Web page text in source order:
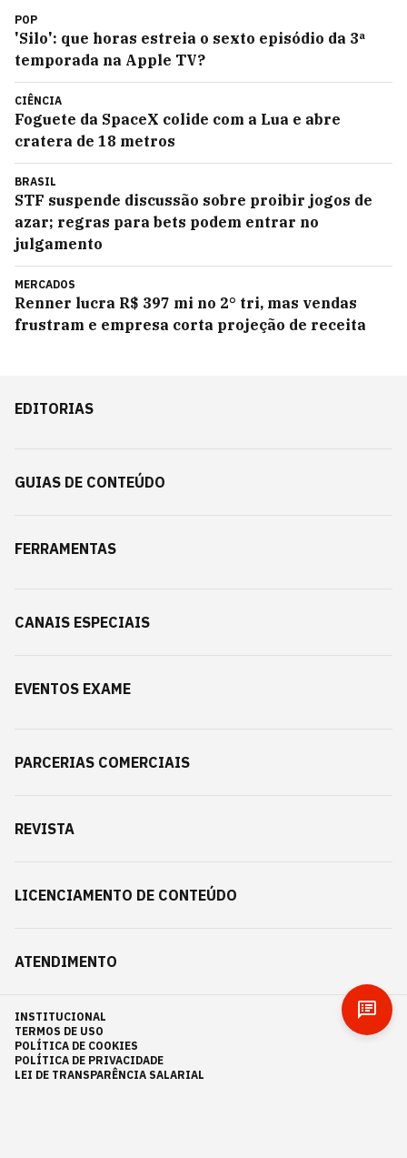
POP
'Silo': que horas estreia o sexto episódio da 3ª
temporada na Apple TV?
CIÊNCIA
Foguete da SpaceX colide com a Lua e abre
cratera de 18 metros
BRASIL
STF suspende discussão sobre proibir jogos de
azar; regras para bets podem entrar no
julgamento
MERCADOS
Renner lucra R$ 397 mi no 2° tri, mas vendas
frustram e empresa corta projeção de receita
EDITORIAS
GUIAS DE CONTEÚDO
FERRAMENTAS
CANAIS ESPECIAIS
EVENTOS EXAME
PARCERIAS COMERCIAIS
REVISTA
LICENCIAMENTO DE CONTEÚDO
ATENDIMENTO
INSTITUCIONAL
TERMOS DE USO
POLÍTICA DE COOKIES
POLÍTICA DE PRIVACIDADE
LEI DE TRANSPARÊNCIA SALARIAL